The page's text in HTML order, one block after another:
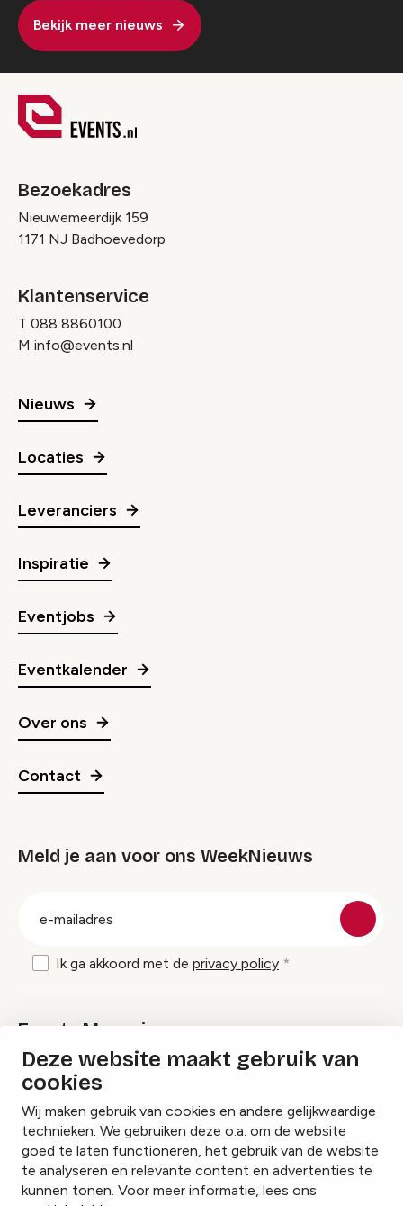
Deze website maakt gebruik van
cookies
Wij maken gebruik van cookies en andere gelijkwaardige
technieken. We gebruiken deze o.a. om de website
goed te laten functioneren, het gebruik van de website
te analyseren en relevante content en advertenties te
kunnen tonen. Voor meer informatie, lees ons
Bekijk meer nieuws
Bezoekadres
Nieuwemeerdijk 159
1171 NJ Badhoevedorp
Klantenservice
T 088 8860100
M info@events.nl
Nieuws
Locaties
Leveranciers
Inspiratie
Eventjobs
Eventkalender
Over ons
Contact
Meld je aan voor ons WeekNieuws
Ik ga akkoord met de privacy policy
Events Magazine
Ik ontvang graag Events Magazine
InstagramFacebookLinkedIn